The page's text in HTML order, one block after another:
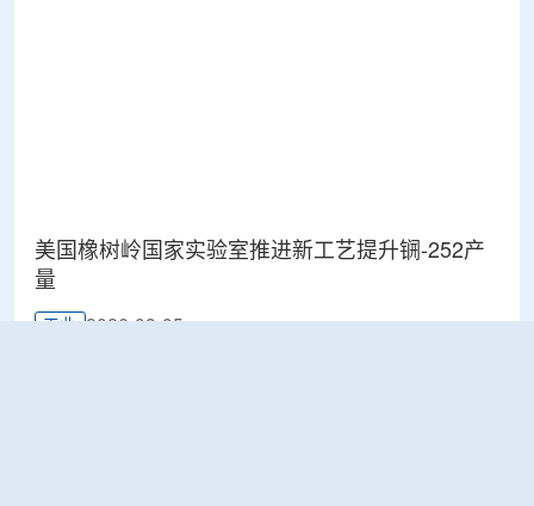
美国橡树岭国家实验室推进新工艺提升锎-252产
量
工业 2026-08-05